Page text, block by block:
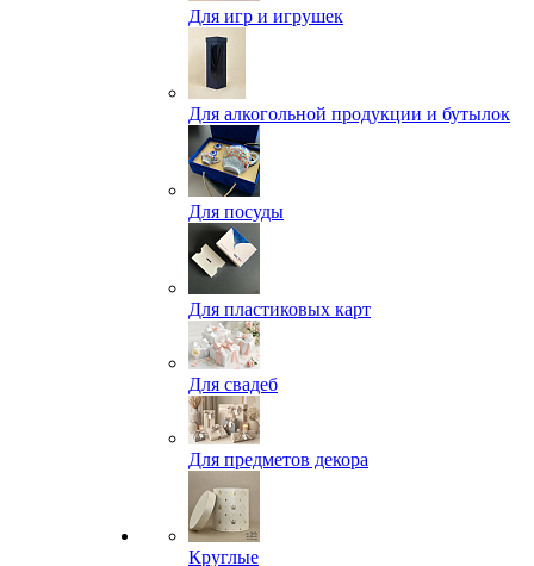
Для игр и игрушек
Для алкогольной продукции и бутылок
Для посуды
Для пластиковых карт
Для свадеб
Для предметов декора
Круглые